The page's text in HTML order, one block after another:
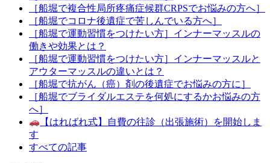
［船堀で複合性局所疼痛症候群CRPSでお悩みの方へ］
［船堀でコロナ後遺症で苦しんでいる方へ］
［船堀で運動習慣をつけたい方］インナーマッスルの
働きや効果とは？
［船堀で運動習慣をつけたい方］インナーマッスルと
アウターマッスルの違いとは？
［船堀で抗がん（癌）剤の後遺症でお悩みの方に］
［船堀でブライダルエステを何処にするかお悩みの方
へ］
【はればれ式】自費の往診（出張施術）を開始しま
す
すべての記事